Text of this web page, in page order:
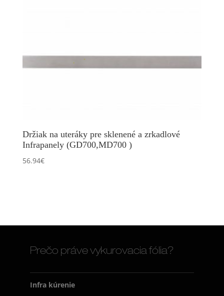
Držiak na uteráky pre sklenené a zrkadlové
Infrapanely (GD700,MD700 )
56.94€
Prečo práve vykurovacia fólia?
Infra kúrenie